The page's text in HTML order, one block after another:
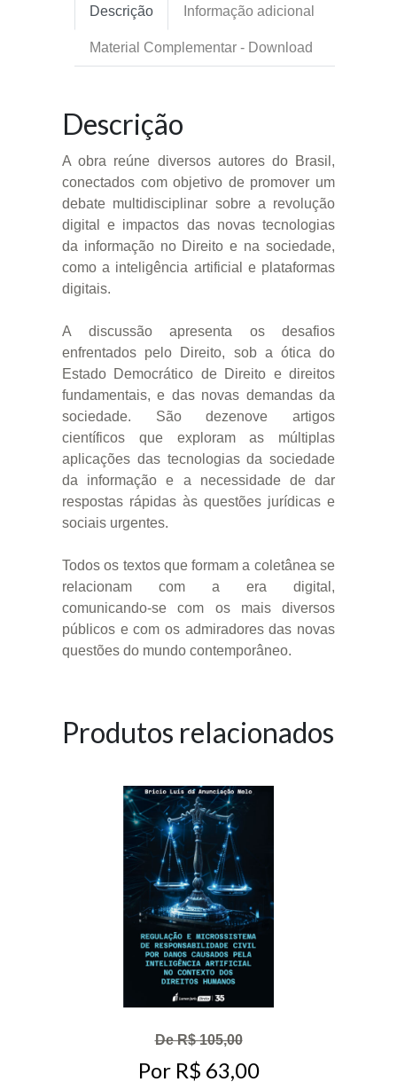
Descrição Informação adicional
Material Complementar - Download
Descrição
A obra reúne diversos autores do Brasil,
conectados com objetivo de promover um
debate multidisciplinar sobre a revolução
digital e impactos das novas tecnologias
da informação no Direito e na sociedade,
como a inteligência artificial e plataformas
digitais.
A discussão apresenta os desafios
enfrentados pelo Direito, sob a ótica do
Estado Democrático de Direito e direitos
fundamentais, e das novas demandas da
sociedade. São dezenove artigos
científicos que exploram as múltiplas
aplicações das tecnologias da sociedade
da informação e a necessidade de dar
respostas rápidas às questões jurídicas e
sociais urgentes.
Todos os textos que formam a coletânea se
relacionam com a era digital,
comunicando-se com os mais diversos
públicos e com os admiradores das novas
questões do mundo contemporâneo.
Produtos relacionados
De R$ 105,00
Por R$ 63,00